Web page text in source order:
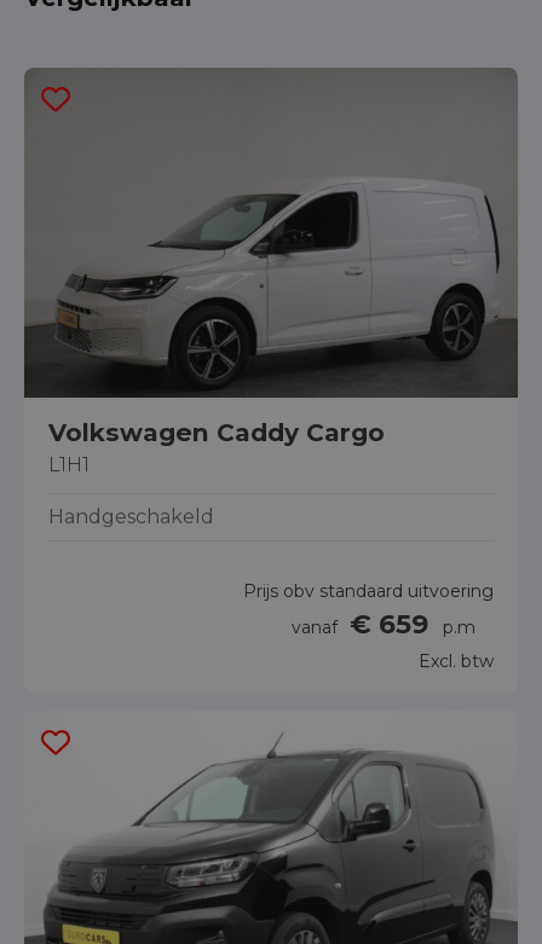
Volkswagen Caddy Cargo
L1H1
Handgeschakeld
Prijs obv standaard uitvoering
vanaf € 659
p.m
Excl. btw